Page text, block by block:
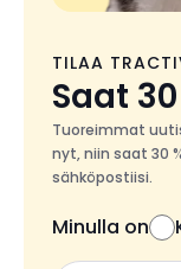
TILAA
Saat
Tuoreimmat
nyt, niin saat 30
sähköpostiisi.
Minulla on